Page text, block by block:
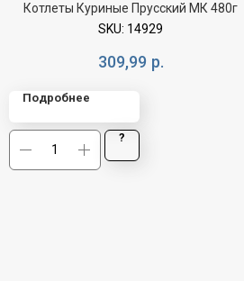
Котлеты Куриные Прусский МК 480г
SKU: 14929
309,99 р.
Подробнее
?